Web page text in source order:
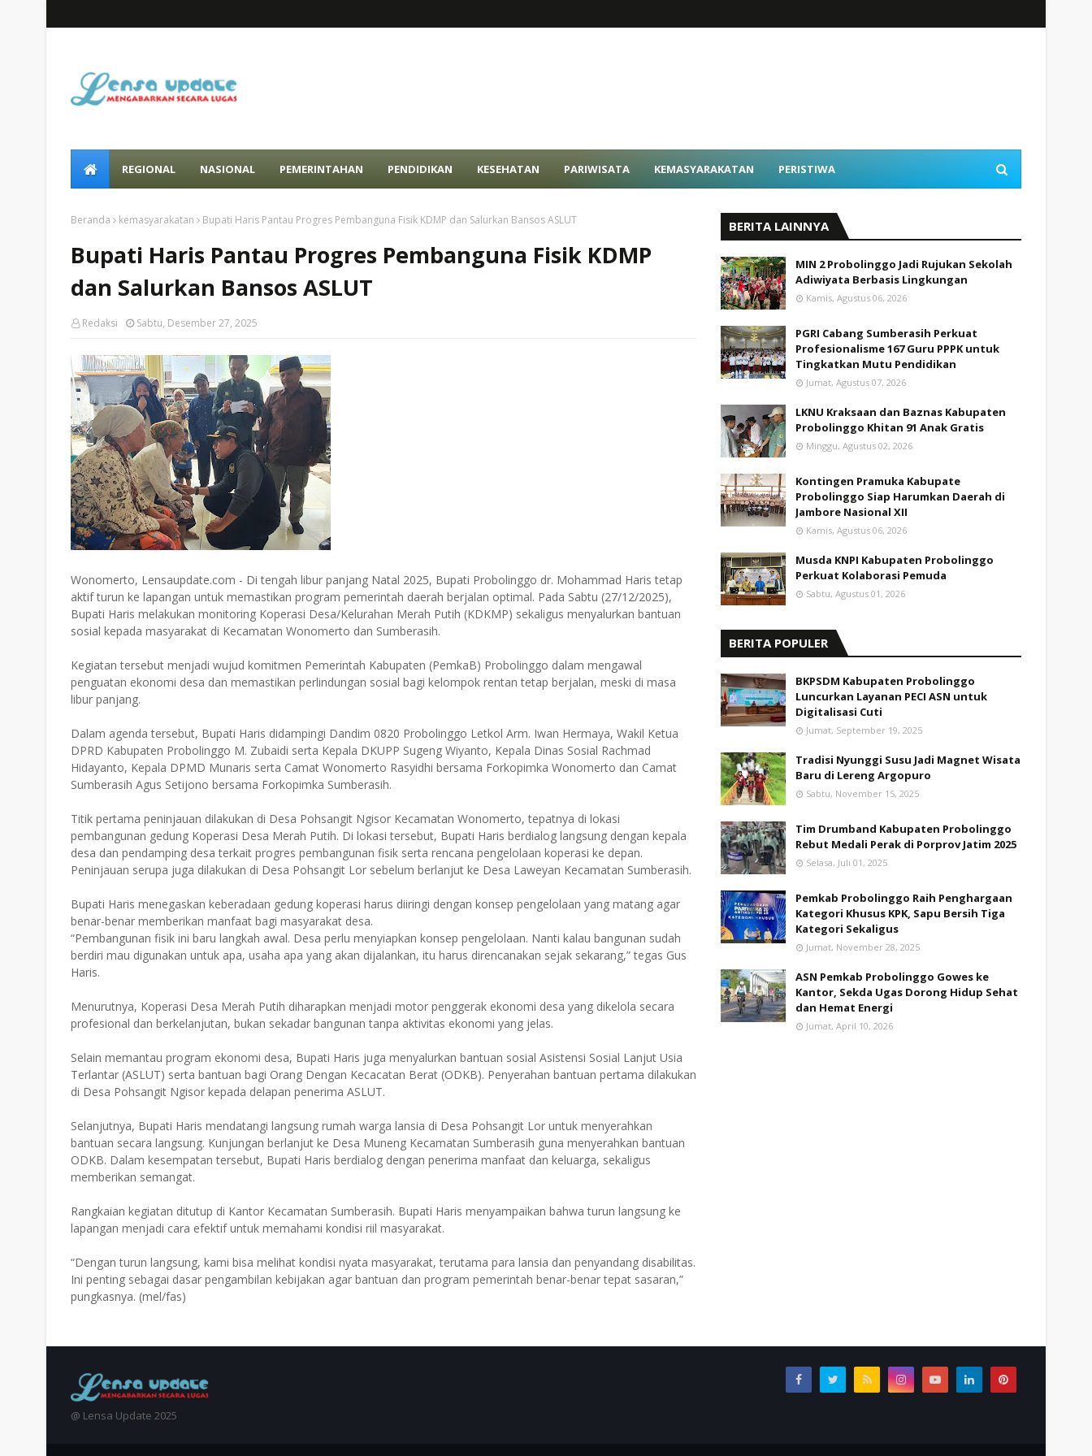
REGIONAL NASIONAL PEMERINTAHAN PENDIDIKAN KESEHATAN PARIWISATA KEMASYARAKATAN PERISTIWA
Beranda kemasyarakatan Bupati Haris Pantau Progres Pembanguna Fisik KDMP dan Salurkan Bansos ASLUT
Bupati Haris Pantau Progres Pembanguna Fisik KDMP
dan Salurkan Bansos ASLUT
Redaksi Sabtu, Desember 27, 2025
Wonomerto, Lensaupdate.com - Di tengah libur panjang Natal 2025, Bupati Probolinggo dr. Mohammad Haris tetap
aktif turun ke lapangan untuk memastikan program pemerintah daerah berjalan optimal. Pada Sabtu (27/12/2025),
Bupati Haris melakukan monitoring Koperasi Desa/Kelurahan Merah Putih (KDKMP) sekaligus menyalurkan bantuan
sosial kepada masyarakat di Kecamatan Wonomerto dan Sumberasih.
Kegiatan tersebut menjadi wujud komitmen Pemerintah Kabupaten (PemkaB) Probolinggo dalam mengawal
penguatan ekonomi desa dan memastikan perlindungan sosial bagi kelompok rentan tetap berjalan, meski di masa
libur panjang.
Dalam agenda tersebut, Bupati Haris didampingi Dandim 0820 Probolinggo Letkol Arm. Iwan Hermaya, Wakil Ketua
DPRD Kabupaten Probolinggo M. Zubaidi serta Kepala DKUPP Sugeng Wiyanto, Kepala Dinas Sosial Rachmad
Hidayanto, Kepala DPMD Munaris serta Camat Wonomerto Rasyidhi bersama Forkopimka Wonomerto dan Camat
Sumberasih Agus Setijono bersama Forkopimka Sumberasih.
Titik pertama peninjauan dilakukan di Desa Pohsangit Ngisor Kecamatan Wonomerto, tepatnya di lokasi
pembangunan gedung Koperasi Desa Merah Putih. Di lokasi tersebut, Bupati Haris berdialog langsung dengan kepala
desa dan pendamping desa terkait progres pembangunan fisik serta rencana pengelolaan koperasi ke depan.
Peninjauan serupa juga dilakukan di Desa Pohsangit Lor sebelum berlanjut ke Desa Laweyan Kecamatan Sumberasih.
Bupati Haris menegaskan keberadaan gedung koperasi harus diiringi dengan konsep pengelolaan yang matang agar
benar-benar memberikan manfaat bagi masyarakat desa.
“Pembangunan fisik ini baru langkah awal. Desa perlu menyiapkan konsep pengelolaan. Nanti kalau bangunan sudah
berdiri mau digunakan untuk apa, usaha apa yang akan dijalankan, itu harus direncanakan sejak sekarang,” tegas Gus
Haris.
Menurutnya, Koperasi Desa Merah Putih diharapkan menjadi motor penggerak ekonomi desa yang dikelola secara
profesional dan berkelanjutan, bukan sekadar bangunan tanpa aktivitas ekonomi yang jelas.
Selain memantau program ekonomi desa, Bupati Haris juga menyalurkan bantuan sosial Asistensi Sosial Lanjut Usia
Terlantar (ASLUT) serta bantuan bagi Orang Dengan Kecacatan Berat (ODKB). Penyerahan bantuan pertama dilakukan
di Desa Pohsangit Ngisor kepada delapan penerima ASLUT.
Selanjutnya, Bupati Haris mendatangi langsung rumah warga lansia di Desa Pohsangit Lor untuk menyerahkan
bantuan secara langsung. Kunjungan berlanjut ke Desa Muneng Kecamatan Sumberasih guna menyerahkan bantuan
ODKB. Dalam kesempatan tersebut, Bupati Haris berdialog dengan penerima manfaat dan keluarga, sekaligus
memberikan semangat.
Rangkaian kegiatan ditutup di Kantor Kecamatan Sumberasih. Bupati Haris menyampaikan bahwa turun langsung ke
lapangan menjadi cara efektif untuk memahami kondisi riil masyarakat.
“Dengan turun langsung, kami bisa melihat kondisi nyata masyarakat, terutama para lansia dan penyandang disabilitas.
Ini penting sebagai dasar pengambilan kebijakan agar bantuan dan program pemerintah benar-benar tepat sasaran,”
pungkasnya. (mel/fas)
BERITA LAINNYA
MIN 2 Probolinggo Jadi Rujukan Sekolah
Adiwiyata Berbasis Lingkungan
Kamis, Agustus 06, 2026
PGRI Cabang Sumberasih Perkuat
Profesionalisme 167 Guru PPPK untuk
Tingkatkan Mutu Pendidikan
Jumat, Agustus 07, 2026
LKNU Kraksaan dan Baznas Kabupaten
Probolinggo Khitan 91 Anak Gratis
Minggu, Agustus 02, 2026
Kontingen Pramuka Kabupate
Probolinggo Siap Harumkan Daerah di
Jambore Nasional XII
Kamis, Agustus 06, 2026
Musda KNPI Kabupaten Probolinggo
Perkuat Kolaborasi Pemuda
Sabtu, Agustus 01, 2026
BERITA POPULER
BKPSDM Kabupaten Probolinggo
Luncurkan Layanan PECI ASN untuk
Digitalisasi Cuti
Jumat, September 19, 2025
Tradisi Nyunggi Susu Jadi Magnet Wisata
Baru di Lereng Argopuro
Sabtu, November 15, 2025
Tim Drumband Kabupaten Probolinggo
Rebut Medali Perak di Porprov Jatim 2025
Selasa, Juli 01, 2025
Pemkab Probolinggo Raih Penghargaan
Kategori Khusus KPK, Sapu Bersih Tiga
Kategori Sekaligus
Jumat, November 28, 2025
ASN Pemkab Probolinggo Gowes ke
Kantor, Sekda Ugas Dorong Hidup Sehat
dan Hemat Energi
Jumat, April 10, 2026
@ Lensa Update 2025